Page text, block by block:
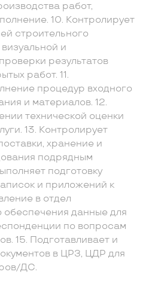
работ,
10. Контролирует
строительного
и
результатов
работ. 11.
процедур входного
и материалов. 12.
технической оценки
13. Контролирует
хранение и
подрядным
подготовку
и приложений к
в отдел
обеспечения данные для
по вопросам
15. Подготавливает и
в ЦРЗ, ЦДР для
ДС.